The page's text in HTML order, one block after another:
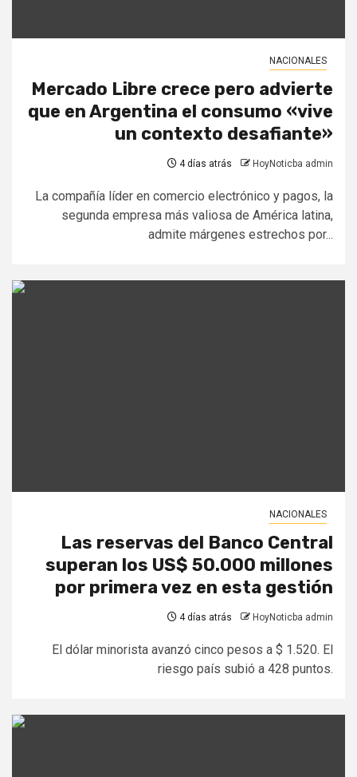
NACIONALES
Mercado Libre crece pero advierte
que en Argentina el consumo «vive
un contexto desafiante»
4 días atrás HoyNoticba admin
La compañía líder en comercio electrónico y pagos, la
segunda empresa más valiosa de América latina,
admite márgenes estrechos por...
NACIONALES
Las reservas del Banco Central
superan los US$ 50.000 millones
por primera vez en esta gestión
4 días atrás HoyNoticba admin
El dólar minorista avanzó cinco pesos a $ 1.520. El
riesgo país subió a 428 puntos.